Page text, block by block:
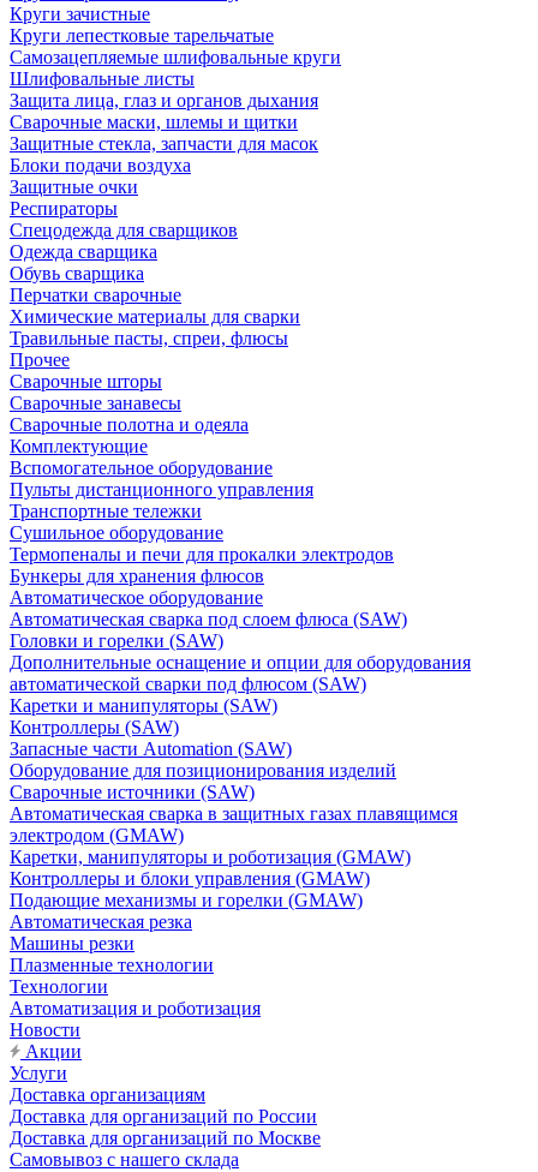
Круги зачистные
Круги лепестковые тарельчатые
Самозацепляемые шлифовальные круги
Шлифовальные листы
Защита лица, глаз и органов дыхания
Сварочные маски, шлемы и щитки
Защитные стекла, запчасти для масок
Блоки подачи воздуха
Защитные очки
Респираторы
Спецодежда для сварщиков
Одежда сварщика
Обувь сварщика
Перчатки сварочные
Химические материалы для сварки
Травильные пасты, спреи, флюсы
Прочее
Сварочные шторы
Сварочные занавесы
Сварочные полотна и одеяла
Комплектующие
Вспомогательное оборудование
Пульты дистанционного управления
Транспортные тележки
Сушильное оборудование
Термопеналы и печи для прокалки электродов
Бункеры для хранения флюсов
Автоматическое оборудование
Автоматическая сварка под слоем флюса (SAW)
Головки и горелки (SAW)
Дополнительные оснащение и опции для оборудования
автоматической сварки под флюсом (SAW)
Каретки и манипуляторы (SAW)
Контроллеры (SAW)
Запасные части Automation (SAW)
Оборудование для позиционирования изделий
Сварочные источники (SAW)
Автоматическая сварка в защитных газах плавящимся
электродом (GMAW)
Каретки, манипуляторы и роботизация (GMAW)
Контроллеры и блоки управления (GMAW)
Подающие механизмы и горелки (GMAW)
Автоматическая резка
Машины резки
Плазменные технологии
Технологии
Автоматизация и роботизация
Новости
Акции
Услуги
Доставка организациям
Доставка для организаций по России
Доставка для организаций по Москве
Самовывоз с нашего склада